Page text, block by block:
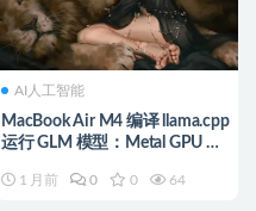
AI人工智能
MacBook Air M4 编译 llama.cpp
运行 GLM 模型：Metal GPU 加
1 月前 0 0 64